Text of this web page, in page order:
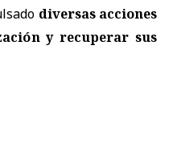
diversas acciones
y recuperar sus